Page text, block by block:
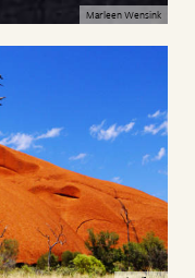
Marleen Wensink